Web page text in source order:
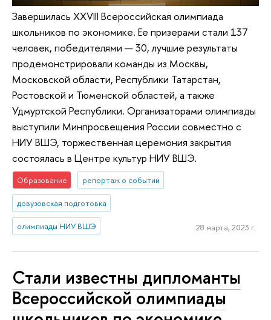
Завершилась XXVIII Всероссийская олимпиада
школьников по экономике. Ее призерами стали 137
человек, победителями — 30, лучшие результаты
продемонстрировали команды из Москвы,
Московской области, Республики Татарстан,
Ростовской и Тюменской областей, а также
Удмуртской Республики. Организаторами олимпиады
выступили Минпросвещения России совместно с
НИУ ВШЭ, торжественная церемония закрытия
состоялась в Центре культур НИУ ВШЭ.
Образование репортаж о событии
довузовская подготовка
олимпиады НИУ ВШЭ 28 марта, 2023 г.
Стали известны дипломанты
Всероссийской олимпиады